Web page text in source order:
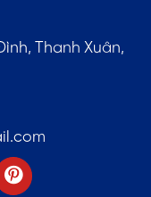
Thanh Xuân,